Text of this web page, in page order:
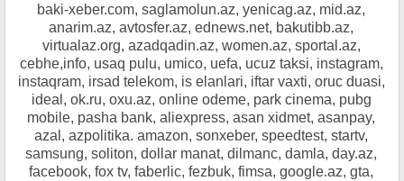
baki-xeber.com, saglamolun.az, yenicag.az, mid.az,
anarim.az, avtosfer.az, ednews.net, bakutibb.az,
virtualaz.org, azadqadin.az, women.az, sportal.az,
cebhe,info, usaq pulu, umico, uefa, ucuz taksi, instagram,
instaqram, irsad telekom, is elanlari, iftar vaxti, oruc duasi,
ideal, ok.ru, oxu.az, online odeme, park cinema, pubg
mobile, pasha bank, aliexpress, asan xidmet, asanpay,
azal, azpolitika. amazon, sonxeber, speedtest, startv,
samsung, soliton, dollar manat, dilmanc, damla, day.az,
facebook, fox tv, faberlic, fezbuk, fimsa, google.az, gta,